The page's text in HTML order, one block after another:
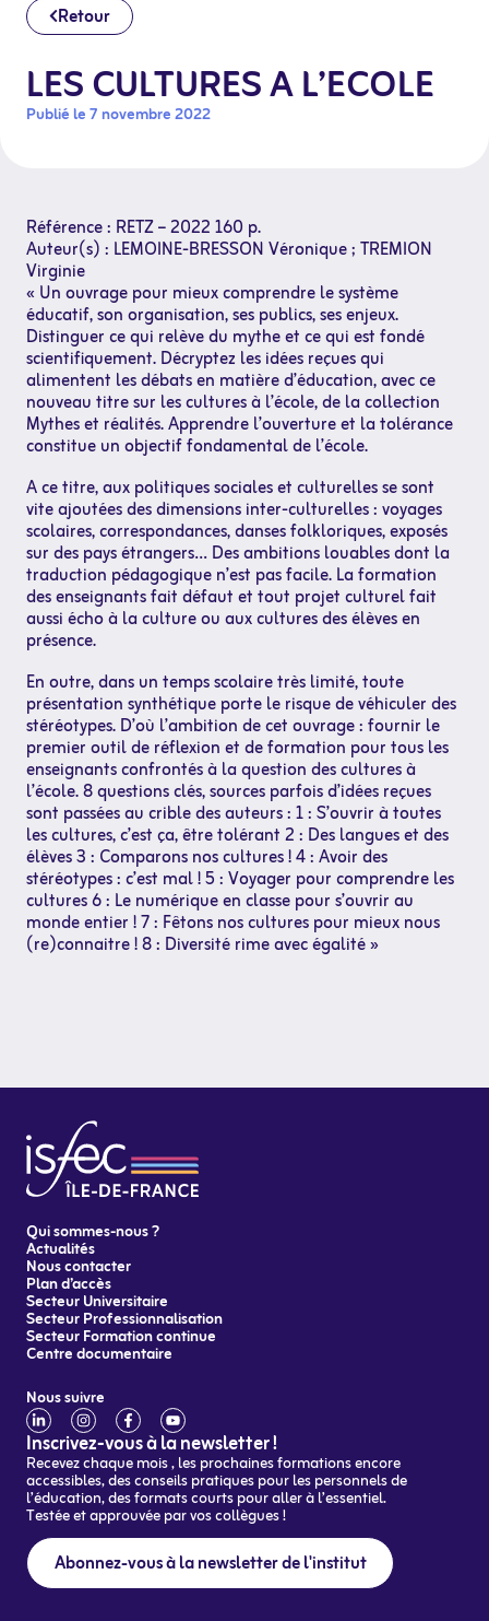
Retour
LES CULTURES A L’ECOLE
Publié le 7 novembre 2022
Référence : RETZ – 2022 160 p.
Auteur(s) : LEMOINE-BRESSON Véronique ; TREMION
Virginie
« Un ouvrage pour mieux comprendre le système
éducatif, son organisation, ses publics, ses enjeux.
Distinguer ce qui relève du mythe et ce qui est fondé
scientifiquement. Décryptez les idées reçues qui
alimentent les débats en matière d’éducation, avec ce
nouveau titre sur les cultures à l’école, de la collection
Mythes et réalités. Apprendre l’ouverture et la tolérance
constitue un objectif fondamental de l’école.
A ce titre, aux politiques sociales et culturelles se sont
vite ajoutées des dimensions inter-culturelles : voyages
scolaires, correspondances, danses folkloriques, exposés
sur des pays étrangers… Des ambitions louables dont la
traduction pédagogique n’est pas facile. La formation
des enseignants fait défaut et tout projet culturel fait
aussi écho à la culture ou aux cultures des élèves en
présence.
En outre, dans un temps scolaire très limité, toute
présentation synthétique porte le risque de véhiculer des
stéréotypes. D’où l’ambition de cet ouvrage : fournir le
premier outil de réflexion et de formation pour tous les
enseignants confrontés à la question des cultures à
l’école. 8 questions clés, sources parfois d’idées reçues
sont passées au crible des auteurs : 1 : S’ouvrir à toutes
les cultures, c’est ça, être tolérant 2 : Des langues et des
élèves 3 : Comparons nos cultures ! 4 : Avoir des
stéréotypes : c’est mal ! 5 : Voyager pour comprendre les
cultures 6 : Le numérique en classe pour s’ouvrir au
monde entier ! 7 : Fêtons nos cultures pour mieux nous
(re)connaitre ! 8 : Diversité rime avec égalité »
Qui sommes-nous ?
Actualités
Nous contacter
Plan d’accès
Secteur Universitaire
Secteur Professionnalisation
Secteur Formation continue
Centre documentaire
Nous suivre
Inscrivez-vous à la newsletter !
Recevez chaque mois , les prochaines formations encore
accessibles, des conseils pratiques pour les personnels de
l’éducation, des formats courts pour aller à l’essentiel.
Testée et approuvée par vos collègues !
Abonnez-vous à la newsletter de l'institut